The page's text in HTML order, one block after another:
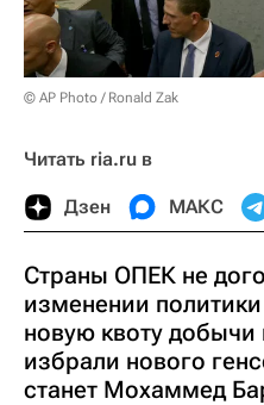
© AP Photo / Ronald Zak
Читать ria.ru в
Дзен МАКС
Страны ОПЕК не
изменении
новую квоту добычи
избрали нового
станет Мохаммед